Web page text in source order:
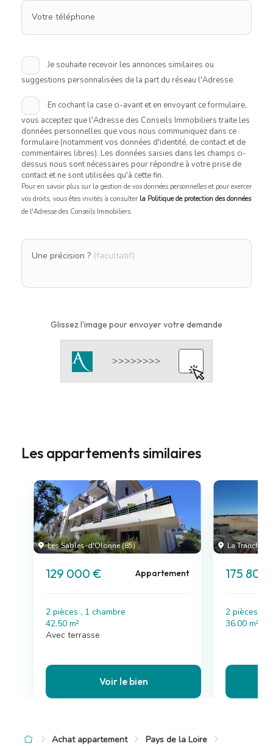
Votre téléphone
Je souhaite recevoir les annonces similaires ou
suggestions personnalisées de la part du réseau l'Adresse.
En cochant la case ci-avant et en envoyant ce formulaire,
vous acceptez que l'Adresse des Conseils Immobiliers traite les
données personnelles que vous nous communiquez dans ce
formulaire (notamment vos données d'identité, de contact et de
commentaires libres). Les données saisies dans les champs ci-
dessus nous sont nécessaires pour répondre à votre prise de
contact et ne sont utilisées qu'à cette fin.
Pour en savoir plus sur la gestion de vos données personnelles et pour exercer
vos droits, vous êtes invités à consulter la Politique de protection des données
de l'Adresse des Conseils Immobiliers.
Une précision ? (facultatif)
Glissez l'image pour envoyer votre demande
Les appartements similaires
Les Sables-d'Olonne (85)
129 000 € Appartement
2 pièces , 1 chambre
42.50 m²
Avec terrasse
Voir le bien
La Tranche-
175 800
2 pièces , 1
36.00 m²
Achat appartement
Pays de la Loire